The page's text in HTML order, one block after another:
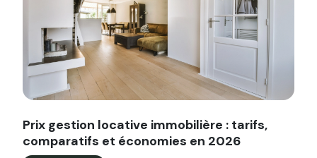
Image illustrant l'article "Prix gestion locative
Prix gestion locative immobilière : tarifs,
comparatifs et économies en 2026